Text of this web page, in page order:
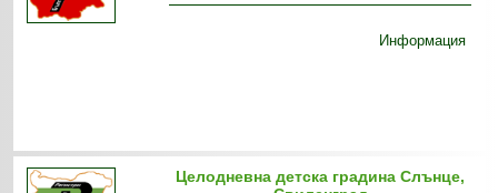
Информация
Целодневна детска градина Слънце,